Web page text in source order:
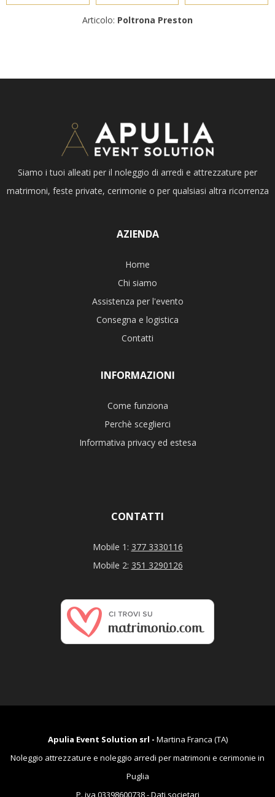
Articolo: Poltrona Preston
Siamo i tuoi alleati per il noleggio di arredi e attrezzature per
matrimoni, feste private, cerimonie o per qualsiasi altra ricorrenza
AZIENDA
Home
Chi siamo
Assistenza per l'evento
Consegna e logistica
Contatti
INFORMAZIONI
Come funziona
Perchè sceglierci
Informativa privacy ed estesa
CONTATTI
Mobile 1: 377 3330116
Mobile 2: 351 3290126
Apulia Event Solution srl - Martina Franca (TA)
Noleggio attrezzature e noleggio arredi per matrimoni e cerimonie in
Puglia
P. iva 03398600738 -Dati societari